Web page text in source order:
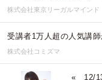
株式会社東京リーガルマインド
受講者1万人超の人気講
株式会社コミズマ
« 12/13